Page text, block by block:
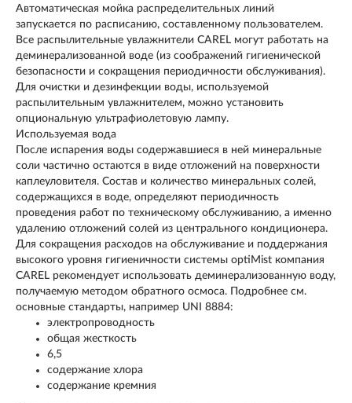
Автоматическая мойка распределительных линий
запускается по расписанию, составленному пользователем.
Все распылительные увлажнители CAREL могут работать на
деминерализованной воде (из соображений гигиенической
безопасности и сокращения периодичности обслуживания).
Для очистки и дезинфекции воды, используемой
распылительным увлажнителем, можно установить
опциональную ультрафиолетовую лампу.
Используемая вода
После испарения воды содержавшиеся в ней минеральные
соли частично остаются в виде отложений на поверхности
каплеуловителя. Состав и количество минеральных солей,
содержащихся в воде, определяют периодичность
проведения работ по техническому обслуживанию, а именно
удалению отложений солей из центрального кондиционера.
Для сокращения расходов на обслуживание и поддержания
высокого уровня гигиеничности системы optiMist компания
CAREL рекомендует использовать деминерализованную воду,
получаемую методом обратного осмоса. Подробнее см.
основные стандарты, например UNI 8884:
электропроводность
общая жесткость
6,5
содержание хлора
содержание кремния